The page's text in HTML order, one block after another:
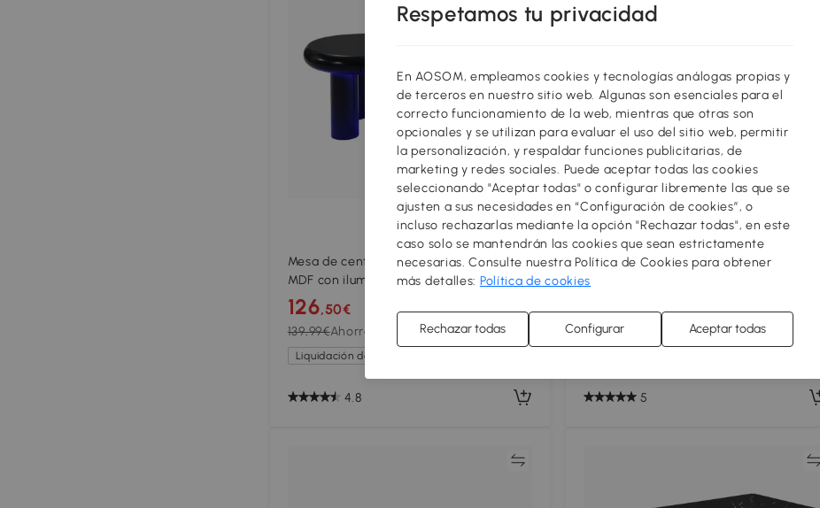
Mesa de centro en forma de nube, de
MDF con iluminación LED y cajón,
98x65,5x40 cm, Negro
126,50€
139,99€Ahorras 9%
Liquidación de verano
4.8
Mesa de Centro Modular con Sistema
de Iluminación Led Controlado Por App
116,50€
136,99€ Ahorras 14%
5
Respetamos tu privacidad
En AOSOM, empleamos cookies y tecnologías análogas propias y
de terceros en nuestro sitio web. Algunas son esenciales para el
correcto funcionamiento de la web, mientras que otras son
opcionales y se utilizan para evaluar el uso del sitio web, permitir
la personalización, y respaldar funciones publicitarias, de
marketing y redes sociales. Puede aceptar todas las cookies
seleccionando "Aceptar todas" o configurar libremente las que se
ajusten a sus necesidades en “Configuración de cookies”, o
incluso rechazarlas mediante la opción "Rechazar todas", en este
caso solo se mantendrán las cookies que sean estrictamente
necesarias. Consulte nuestra Política de Cookies para obtener
más detalles: Política de cookies
Rechazar todas Configurar Aceptar todas